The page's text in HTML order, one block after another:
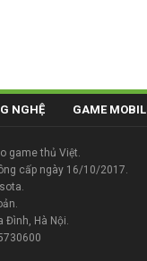
NGHỆ GAME
game thủ Việt.
cấp ngày 16/10/2017.
Đình, Hà Nội.